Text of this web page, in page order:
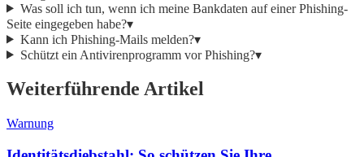
Was soll ich tun, wenn ich meine Bankdaten auf einer Phishing-
Seite eingegeben habe?▾
Kann ich Phishing-Mails melden?▾
Schützt ein Antivirenprogramm vor Phishing?▾
Weiterführende Artikel
Warnung